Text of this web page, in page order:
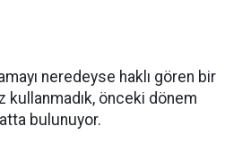
neredeyse haklı gören bir
kullanmadık, önceki dönem
bulunuyor.